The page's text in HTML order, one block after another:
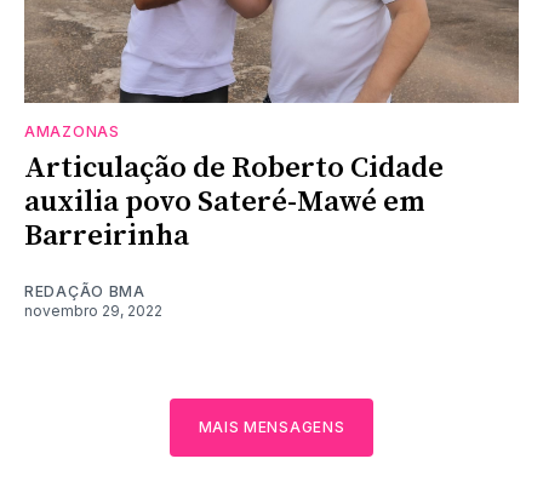
AMAZONAS
Articulação de Roberto Cidade
auxilia povo Sateré-Mawé em
Barreirinha
REDAÇÃO BMA
novembro 29, 2022
MAIS MENSAGENS